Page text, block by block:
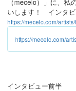
（mecelo）」に、
いします！ インタビ
https://mecelo.com/
https://mecelo.com/
インタビュー前半